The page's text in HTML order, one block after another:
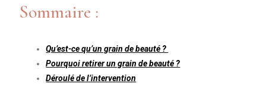
Sommaire :
Qu’est-ce qu’un grain de beauté ?
Pourquoi retirer un grain de beauté ?
Déroulé de l’intervention